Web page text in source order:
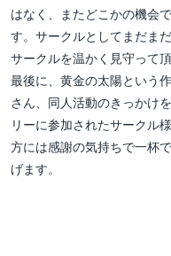
はなく、またどこかの機会
す。サークルとしてまだま
サークルを温かく見守って
最後に、黄金の太陽という
さん、同人活動のきっかけ
リーに参加されたサークル
方には感謝の気持ちで一杯
げます。